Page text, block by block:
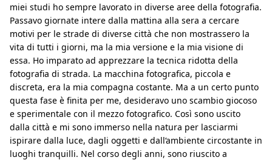
miei studi ho sempre lavorato in diverse aree della fotografia.
Passavo giornate intere dalla mattina alla sera a cercare
motivi per le strade di diverse città che non mostrassero la
vita di tutti i giorni, ma la mia versione e la mia visione di
essa. Ho imparato ad apprezzare la tecnica ridotta della
fotografia di strada. La macchina fotografica, piccola e
discreta, era la mia compagna costante. Ma a un certo punto
questa fase è finita per me, desideravo uno scambio giocoso
e sperimentale con il mezzo fotografico. Così sono uscito
dalla città e mi sono immerso nella natura per lasciarmi
ispirare dalla luce, dagli oggetti e dall‘ambiente circostante in
luoghi tranquilli. Nel corso degli anni, sono riuscito a